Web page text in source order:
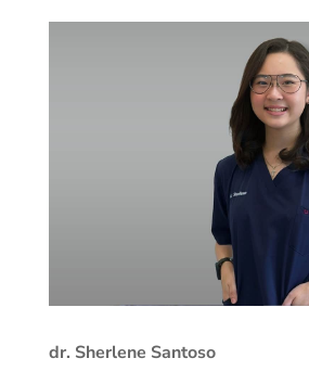
dr. Sherlene Santoso